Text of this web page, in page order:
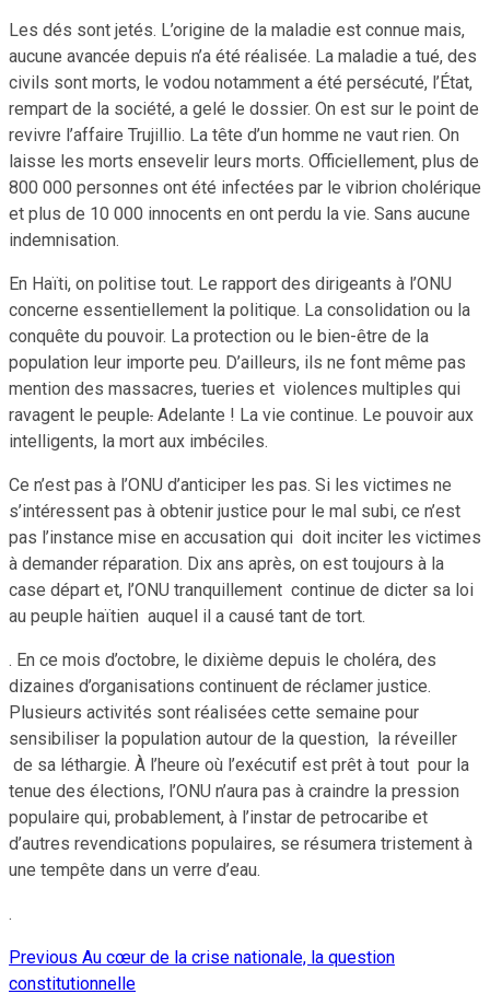
Les dés sont jetés. L’origine de la maladie est connue mais,
aucune avancée depuis n’a été réalisée. La maladie a tué, des
civils sont morts, le vodou notamment a été persécuté, l’État,
rempart de la société, a gelé le dossier. On est sur le point de
revivre l’affaire Trujillio. La tête d’un homme ne vaut rien. On
laisse les morts ensevelir leurs morts. Officiellement, plus de
800 000 personnes ont été infectées par le vibrion cholérique
et plus de 10 000 innocents en ont perdu la vie. Sans aucune
indemnisation.
En Haïti, on politise tout. Le rapport des dirigeants à l’ONU
concerne essentiellement la politique. La consolidation ou la
conquête du pouvoir. La protection ou le bien-être de la
population leur importe peu. D’ailleurs, ils ne font même pas
mention des massacres, tueries et violences multiples qui
ravagent le peuple. Adelante ! La vie continue. Le pouvoir aux
intelligents, la mort aux imbéciles.
Ce n’est pas à l’ONU d’anticiper les pas. Si les victimes ne
s’intéressent pas à obtenir justice pour le mal subi, ce n’est
pas l’instance mise en accusation qui doit inciter les victimes
à demander réparation. Dix ans après, on est toujours à la
case départ et, l’ONU tranquillement continue de dicter sa loi
au peuple haïtien auquel il a causé tant de tort.
. En ce mois d’octobre, le dixième depuis le choléra, des
dizaines d’organisations continuent de réclamer justice.
Plusieurs activités sont réalisées cette semaine pour
sensibiliser la population autour de la question, la réveiller
de sa léthargie. À l’heure où l’exécutif est prêt à tout pour la
tenue des élections, l’ONU n’aura pas à craindre la pression
populaire qui, probablement, à l’instar de petrocaribe et
d’autres revendications populaires, se résumera tristement à
une tempête dans un verre d’eau.
.
Continue
Previous Au cœur de la crise nationale, la question
constitutionnelle